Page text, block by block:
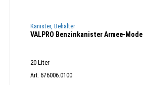
Kanister, Behälter
VALPRO Benzinkanister Armee-Modell
20 Liter
Art. 676006.0100